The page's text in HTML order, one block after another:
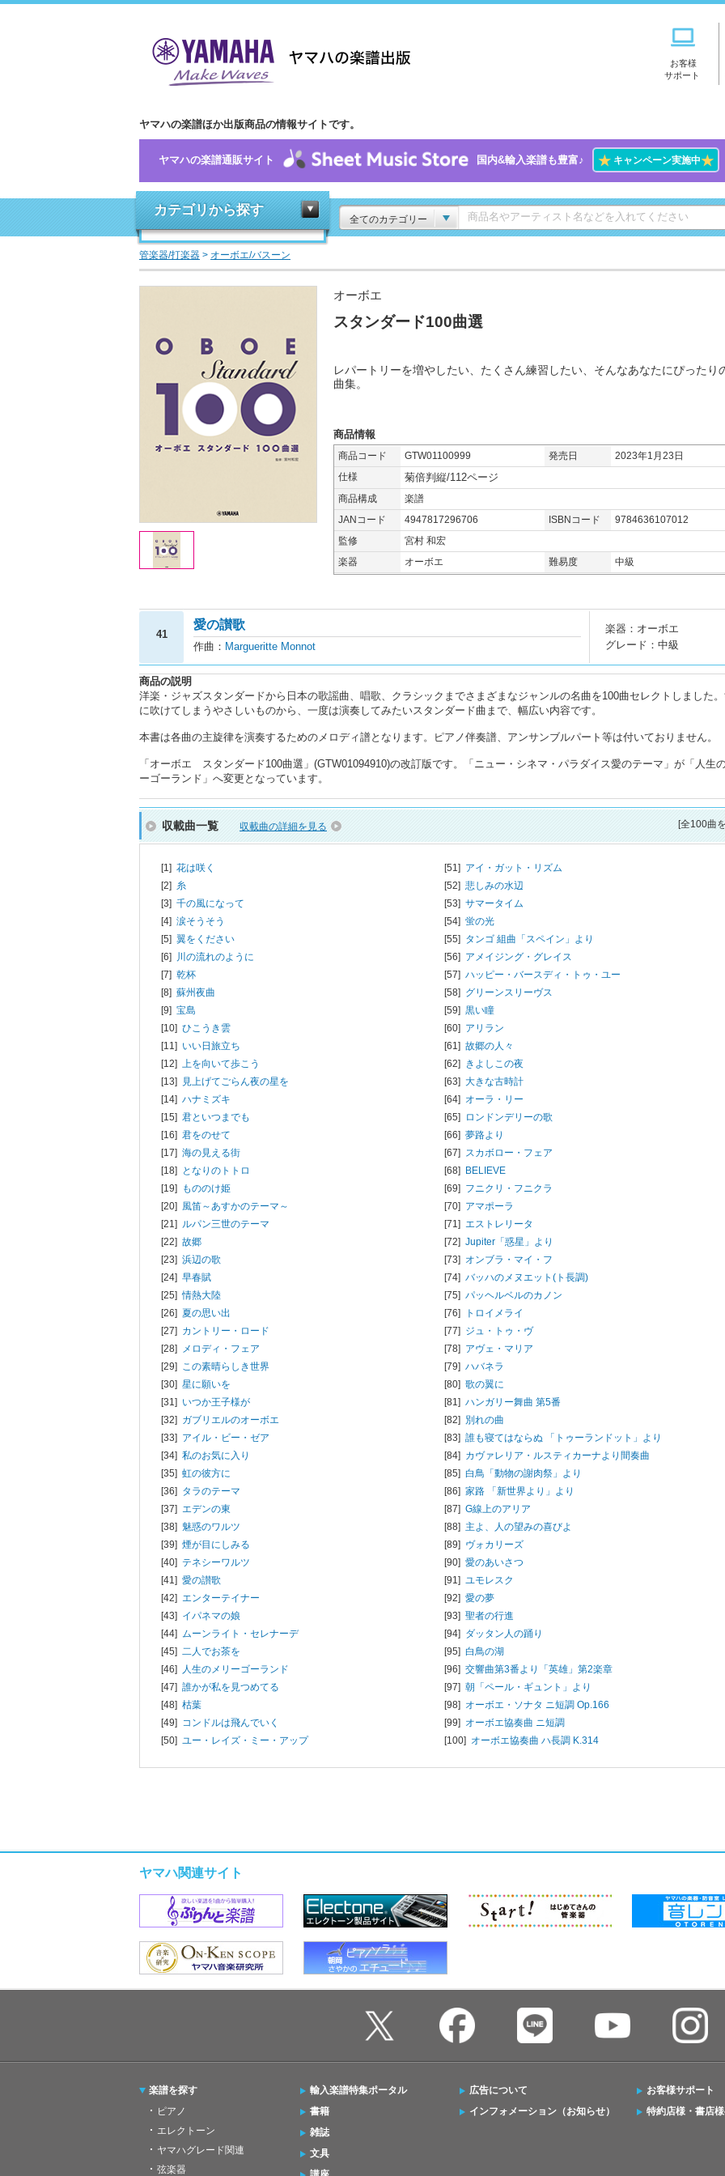
お客様
サポート
ヤマハの楽譜ほか出版商品の情報サイトです。
ヤマハの楽譜通販サイト 国内&輸入楽譜も豊富♪ ★キャンペーン実施中★
カテゴリから探す
全てのカテゴリー
管楽器/打楽器 > オーボエ/バスーン
オーボエ
スタンダード100曲選
レパートリーを増やしたい、たくさん練習したい、そんなあなたにぴったり
曲集。
商品情報
商品コード GTW01100999 発売日
2023年1月23日
仕様
菊倍判縦/112ページ
商品構成
楽譜
JANコード
4947817296706 ISBNコード
9784636107012
監修
宮村 和宏
楽器
オーボエ 難易度 中級
41
愛の讃歌
作曲： Margueritte Monnot
楽器：オーボエ
グレード：中級
商品の説明
洋楽・ジャズスタンダードから日本の歌謡曲、唱歌、クラシックまでさまざまなジャンルの名曲を100曲セレクトしました
に吹けてしまうやさしいものから、一度は演奏してみたいスタンダード曲まで、幅広い内容です。
本書は各曲の主旋律を演奏するためのメロディ譜となります。ピアノ伴奏譜、アンサンブルパート等は付いておりません。
「オーボエ スタンダード100曲選」(GTW01094910)の改訂版です。「ニュー・シネマ・パラダイス愛のテーマ」が「人生
ーゴーランド」へ変更となっています。
収載曲一覧 収載曲の詳細を見る [全100曲
[1] 花は咲く
[2] 糸
[3] 千の風になって
[4] 涙そうそう
[5] 翼をください
[6] 川の流れのように
[7] 乾杯
[8] 蘇州夜曲
[9] 宝島
[10] ひこうき雲
[11] いい日旅立ち
[12] 上を向いて歩こう
[13] 見上げてごらん夜の星を
[14] ハナミズキ
[15] 君といつまでも
[16] 君をのせて
[17] 海の見える街
[18] となりのトトロ
[19] もののけ姫
[20] 風笛～あすかのテーマ～
[21] ルパン三世のテーマ
[22] 故郷
[23] 浜辺の歌
[24] 早春賦
[25]情熱大陸
[26] 夏の思い出
[27] カントリー・ロード
[28] メロディ・フェア
[29] この素晴らしき世界
[30] 星に願いを
[31] いつか王子様が
[32] ガブリエルのオーボエ
[33] アイル・ビー・ゼア
[34] 私のお気に入り
[35] 虹の彼方に
[36] タラのテーマ
[37] エデンの東
[38] 魅惑のワルツ
[39] 煙が目にしみる
[40] テネシーワルツ
[41] 愛の讃歌
[42] エンターテイナー
[43] イパネマの娘
[44] ムーンライト・セレナーデ
[45] 二人でお茶を
[46] 人生のメリーゴーランド
[47] 誰かが私を見つめてる
[48] 枯葉
[49] コンドルは飛んでいく
[50] ユー・レイズ・ミー・アップ
[51] アイ・ガット・リズム
[52] 悲しみの水辺
[53] サマータイム
[54] 蛍の光
[55] タンゴ 組曲「スペイン」より
[56] アメイジング・グレイス
[57] ハッピー・バースディ・トゥ・ユー
[58] グリーンスリーヴス
[59] 黒い瞳
[60] アリラン
[61] 故郷の人々
[62] きよしこの夜
[63] 大きな古時計
[64] オーラ・リー
[65] ロンドンデリーの歌
[66] 夢路より
[67] スカボロー・フェア
[68] BELIEVE
[69] フニクリ・フニクラ
[70] アマポーラ
[71] エストレリータ
[72] Jupiter「惑星」より
[73] オンブラ・マイ・フ
[74] バッハのメヌエット(ト長調)
[75] パッヘルベルのカノン
[76]
トロイメライ
[77] ジュ・トゥ・ヴ
[78] アヴェ・マリア
[79] ハバネラ
[80] 歌の翼に
[81] ハンガリー舞曲 第5番
[82] 別れの曲
[83] 誰も寝てはならぬ 「トゥーランドット」より
[84] カヴァレリア・ルスティカーナより間奏曲
[85] 白鳥「動物の謝肉祭」より
[86] 家路 「新世界より」より
[87] G線上のアリア
[88] 主よ、人の望みの喜びよ
[89] ヴォカリーズ
[90] 愛のあいさつ
[91] ユモレスク
[92] 愛の夢
[93] 聖者の行進
[94] ダッタン人の踊り
[95] 白鳥の湖
[96] 交響曲第3番より「英雄」第2楽章
[97] 朝「ペール・ギュント」より
[98] オーボエ・ソナタ ニ短調 Op.166
[99] オーボエ協奏曲 ニ短調
[100] オーボエ協奏曲 ハ長調 K.314
ヤマハ関連サイト
楽譜を探す
ピアノ
エレクトーン
ヤマハグレード関連
弦楽器
輸入楽譜特集ポータル
書籍
雑誌
文具
広告について
インフォメーション（お知らせ）
お客様サポート
特約店様・書店